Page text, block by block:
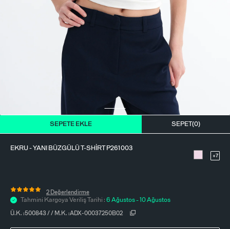
Ü.K. :500843/ / M.K. :ADX-00037250B02
EKRU - YANI BÜZGÜLÜ T-SHIRT P261003
+7
2 Değerlendirme
Tahmini Kargoya Veriliş Tarihi : 6 Ağustos - 10 Ağustos
SEPETE EKLE SEPET(0)
FULAR-SAÇ BANDI
VÜCUT AKSESUARI